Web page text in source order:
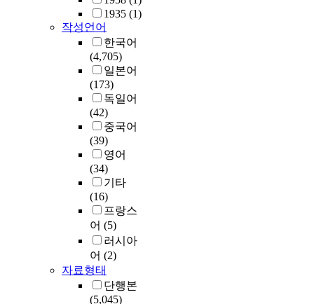
1935 (1)
작성언어
한국어
(4,705)
일본어
(173)
독일어
(42)
중국어
(39)
영어
(34)
기타
(16)
프랑스
어 (5)
러시아
어 (2)
자료형태
단행본
(5,045)